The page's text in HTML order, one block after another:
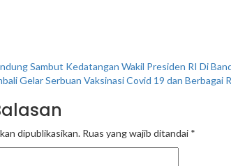
Sambut Kedatangan Wakil Presiden RI Di
Gelar Serbuan Vaksinasi Covid 19 dan
dipublikasikan. Ruas yang wajib ditandai *